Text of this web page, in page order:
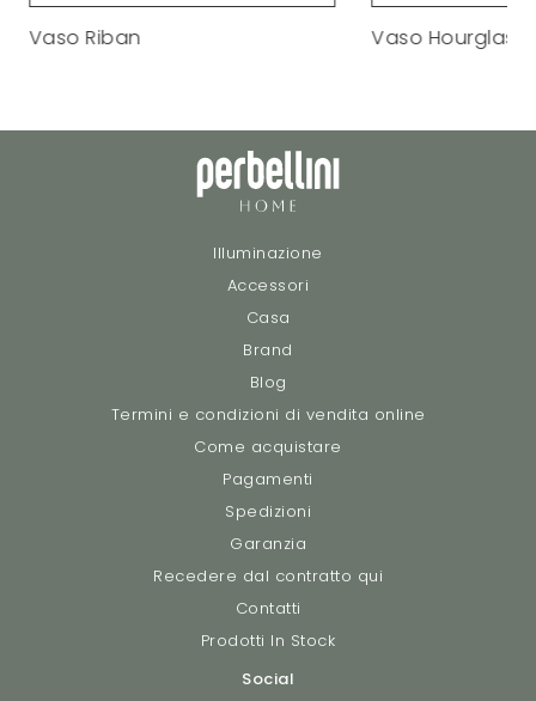
Vaso Riban Vaso Hourglass
Illuminazione
Accessori
Casa
Brand
Blog
Termini e condizioni di vendita online
Come acquistare
Pagamenti
Spedizioni
Garanzia
Recedere dal contratto qui
Contatti
Prodotti In Stock
Social